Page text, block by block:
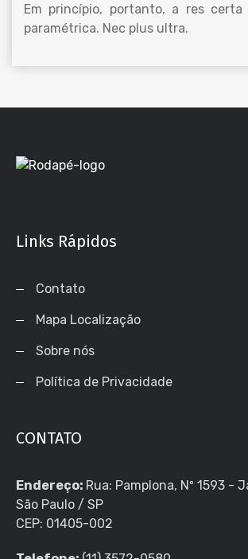
Em princípio, portanto, a res
paramétrica. Nec plus ultra.
Links Rápidos
Contato
Mapa Localização
Sobre nós
Política de Privacidade
CONTATO
Endereço: Rua: Pamplona, Nº 1593 -
São Paulo / SP
CEP: 01405-002